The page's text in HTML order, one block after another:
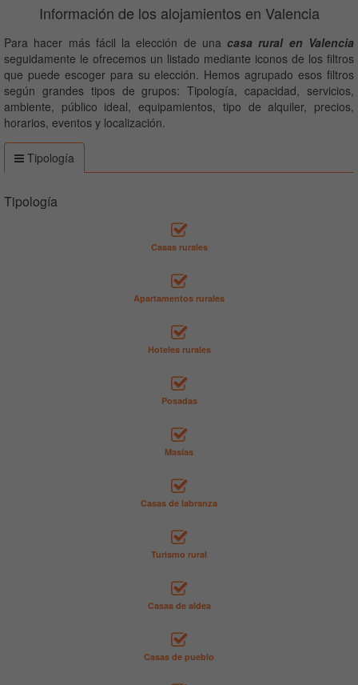
Información de los alojamientos en Valencia
Para hacer más fácil la elección de unacasa rural en Valencia
seguidamente le ofrecemos un listado mediante iconos de los filtros
que puede escoger para su elección. Hemos agrupado esos filtros
según grandes tipos de grupos: Tipología, capacidad, servicios,
ambiente, público ideal, equipamientos, tipo de alquiler, precios,
horarios, eventos y localización.
Tipología
Tipología
Casas rurales
Apartamentos rurales
Hoteles rurales
Posadas
Masías
Casas de labranza
Turismo rural
Casas de aldea
Casas de pueblo